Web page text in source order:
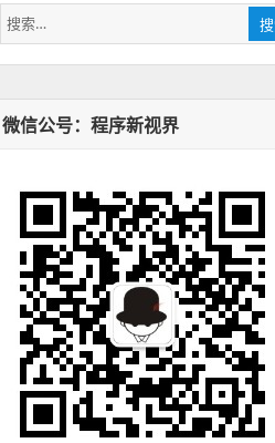
搜
索：
微信公号：程序新视界